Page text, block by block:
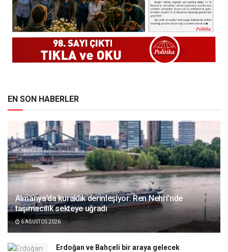
EN SON HABERLER
Almanya’da kuraklık derinleşiyor: Ren Nehri’nde
taşımacılık sekteye uğradı
6 AĞUSTOS 2026
Erdoğan ve Bahçeli bir araya gelecek